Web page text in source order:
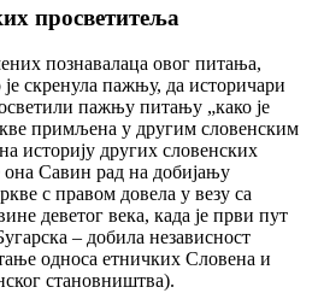
просветитеља
познавалаца овог питања,
скренула пажњу, да историчари
пажњу питању „како је
примљена у другим словенским
историју других словенских
Савин рад на добијању
с правом довела у везу са
деветог века, када је први пут
– добила независност
односа етничких Словена и
становништва).